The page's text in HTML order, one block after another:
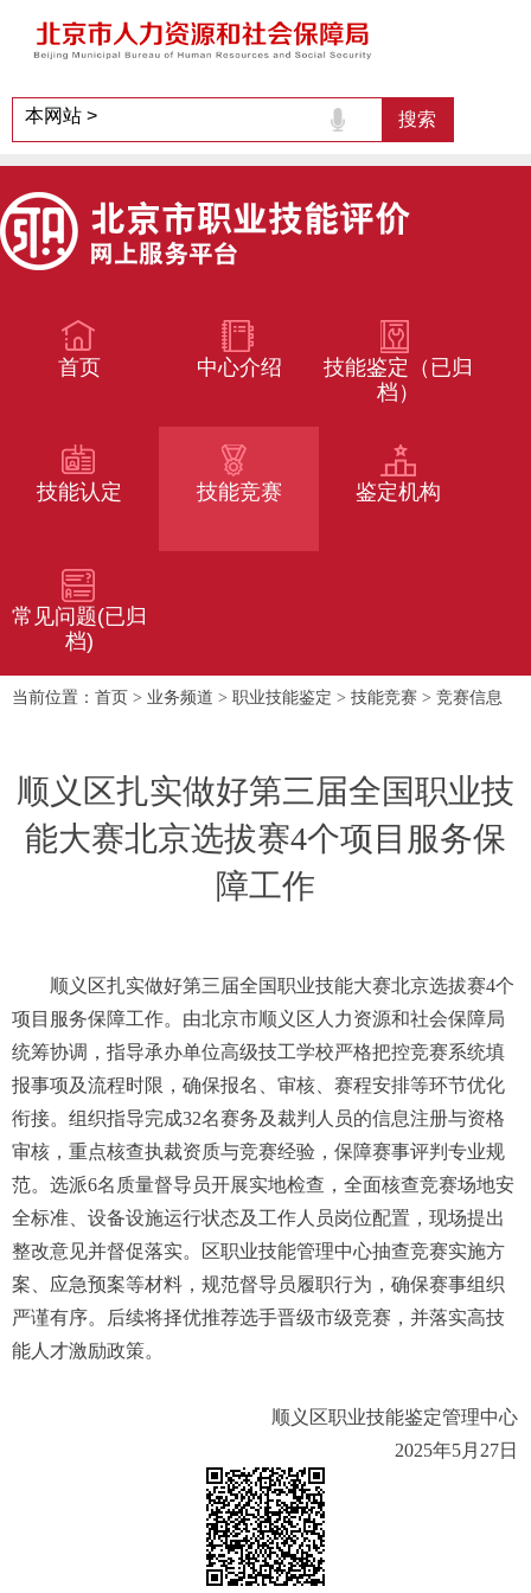
首页 中心介绍
技能鉴定（已归
档）
技能认定 技能竞赛 鉴定机构
常见问题(已归
档)
当前位置： 首页 > 业务频道 > 职业技能鉴定 > 技能竞赛 > 竞赛信息
​顺义区扎实做好第三届全国​职业技
能大赛北京选拔赛4个项目服务保
障工作
顺义区扎实做好第三届全国职业技能大赛北京选拔赛4个
项目服务保障工作。由北京市顺义区人力资源和社会保障局
统筹协调，指导承办单位高级技工学校严格把控竞赛系统填
报事项及流程时限，确保报名、审核、赛程安排等环节优化
衔接。组织指导完成32名赛务及裁判人员的信息注册与资格
审核，重点核查执裁资质与竞赛经验，保障赛事评判专业规
范。选派6名质量督导员开展实地检查，全面核查竞赛场地安
全标准、设备设施运行状态及工作人员岗位配置，现场提出
整改意见并督促落实。区职业技能管理中心抽查竞赛实施方
案、应急预案等材料，规范督导员履职行为，确保赛事组织
严谨有序。后续将择优推荐选手晋级市级竞赛，并落实高技
能人才激励政策。
顺义区职业技能鉴定管理中心
2025年5月27日